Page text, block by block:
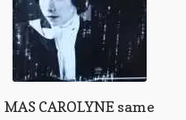
MAS CAROLYNE same